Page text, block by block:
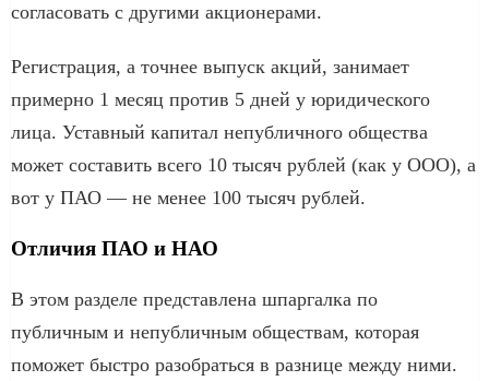
согласовать с другими акционерами.
Регистрация, а точнее выпуск акций, занимает
примерно 1 месяц против 5 дней у юридического
лица. Уставный капитал непубличного общества
может составить всего 10 тысяч рублей (как у ООО), а
вот у ПАО — не менее 100 тысяч рублей.
Отличия ПАО и НАО
В этом разделе представлена шпаргалка по
публичным и непубличным обществам, которая
поможет быстро разобраться в разнице между ними.